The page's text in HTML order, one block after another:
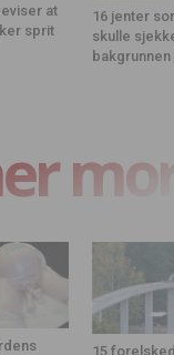
at
sprit
16 jenter
skulle
bakgrunnen
moro
15